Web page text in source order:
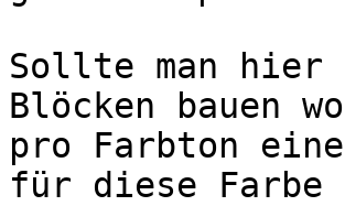
Sollte man
Blöcken bauen
pro Farbton
für diese Farbe